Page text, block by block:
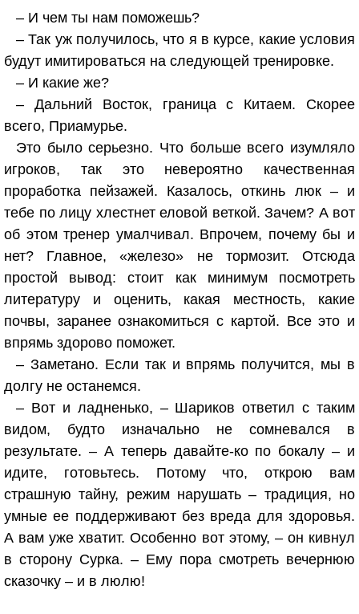
– И чем ты нам поможешь?
– Так уж получилось, что я в курсе, какие условия
будут имитироваться на следующей тренировке.
– И какие же?
– Дальний Восток, граница с Китаем. Скорее
всего, Приамурье.
Это было серьезно. Что больше всего изумляло
игроков, так это невероятно качественная
проработка пейзажей. Казалось, откинь люк – и
тебе по лицу хлестнет еловой веткой. Зачем? А вот
об этом тренер умалчивал. Впрочем, почему бы и
нет? Главное, «железо» не тормозит. Отсюда
простой вывод: стоит как минимум посмотреть
литературу и оценить, какая местность, какие
почвы, заранее ознакомиться с картой. Все это и
впрямь здорово поможет.
– Заметано. Если так и впрямь получится, мы в
долгу не останемся.
– Вот и ладненько, – Шариков ответил с таким
видом, будто изначально не сомневался в
результате. – А теперь давайте-ко по бокалу – и
идите, готовьтесь. Потому что, открою вам
страшную тайну, режим нарушать – традиция, но
умные ее поддерживают без вреда для здоровья.
А вам уже хватит. Особенно вот этому, – он кивнул
в сторону Сурка. – Ему пора смотреть вечернюю
сказочку – и в люлю!